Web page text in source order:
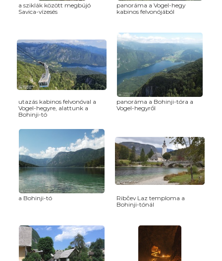
a sziklák között megbújó
Savica-vízesés
panoráma a Vogel-hegy
kabinos felvonójából
utazás kabinos felvonóval a
Vogel-hegyre, alattunk a
Bohinji-tó
panoráma a Bohinji-tóra a
Vogel-hegyről
a Bohinji-tó
Ribčev Laz temploma a
Bohinji-tónál